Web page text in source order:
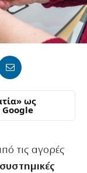
ως
τις αγορές